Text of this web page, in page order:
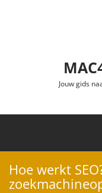
Jouw gids
Hoe werkt